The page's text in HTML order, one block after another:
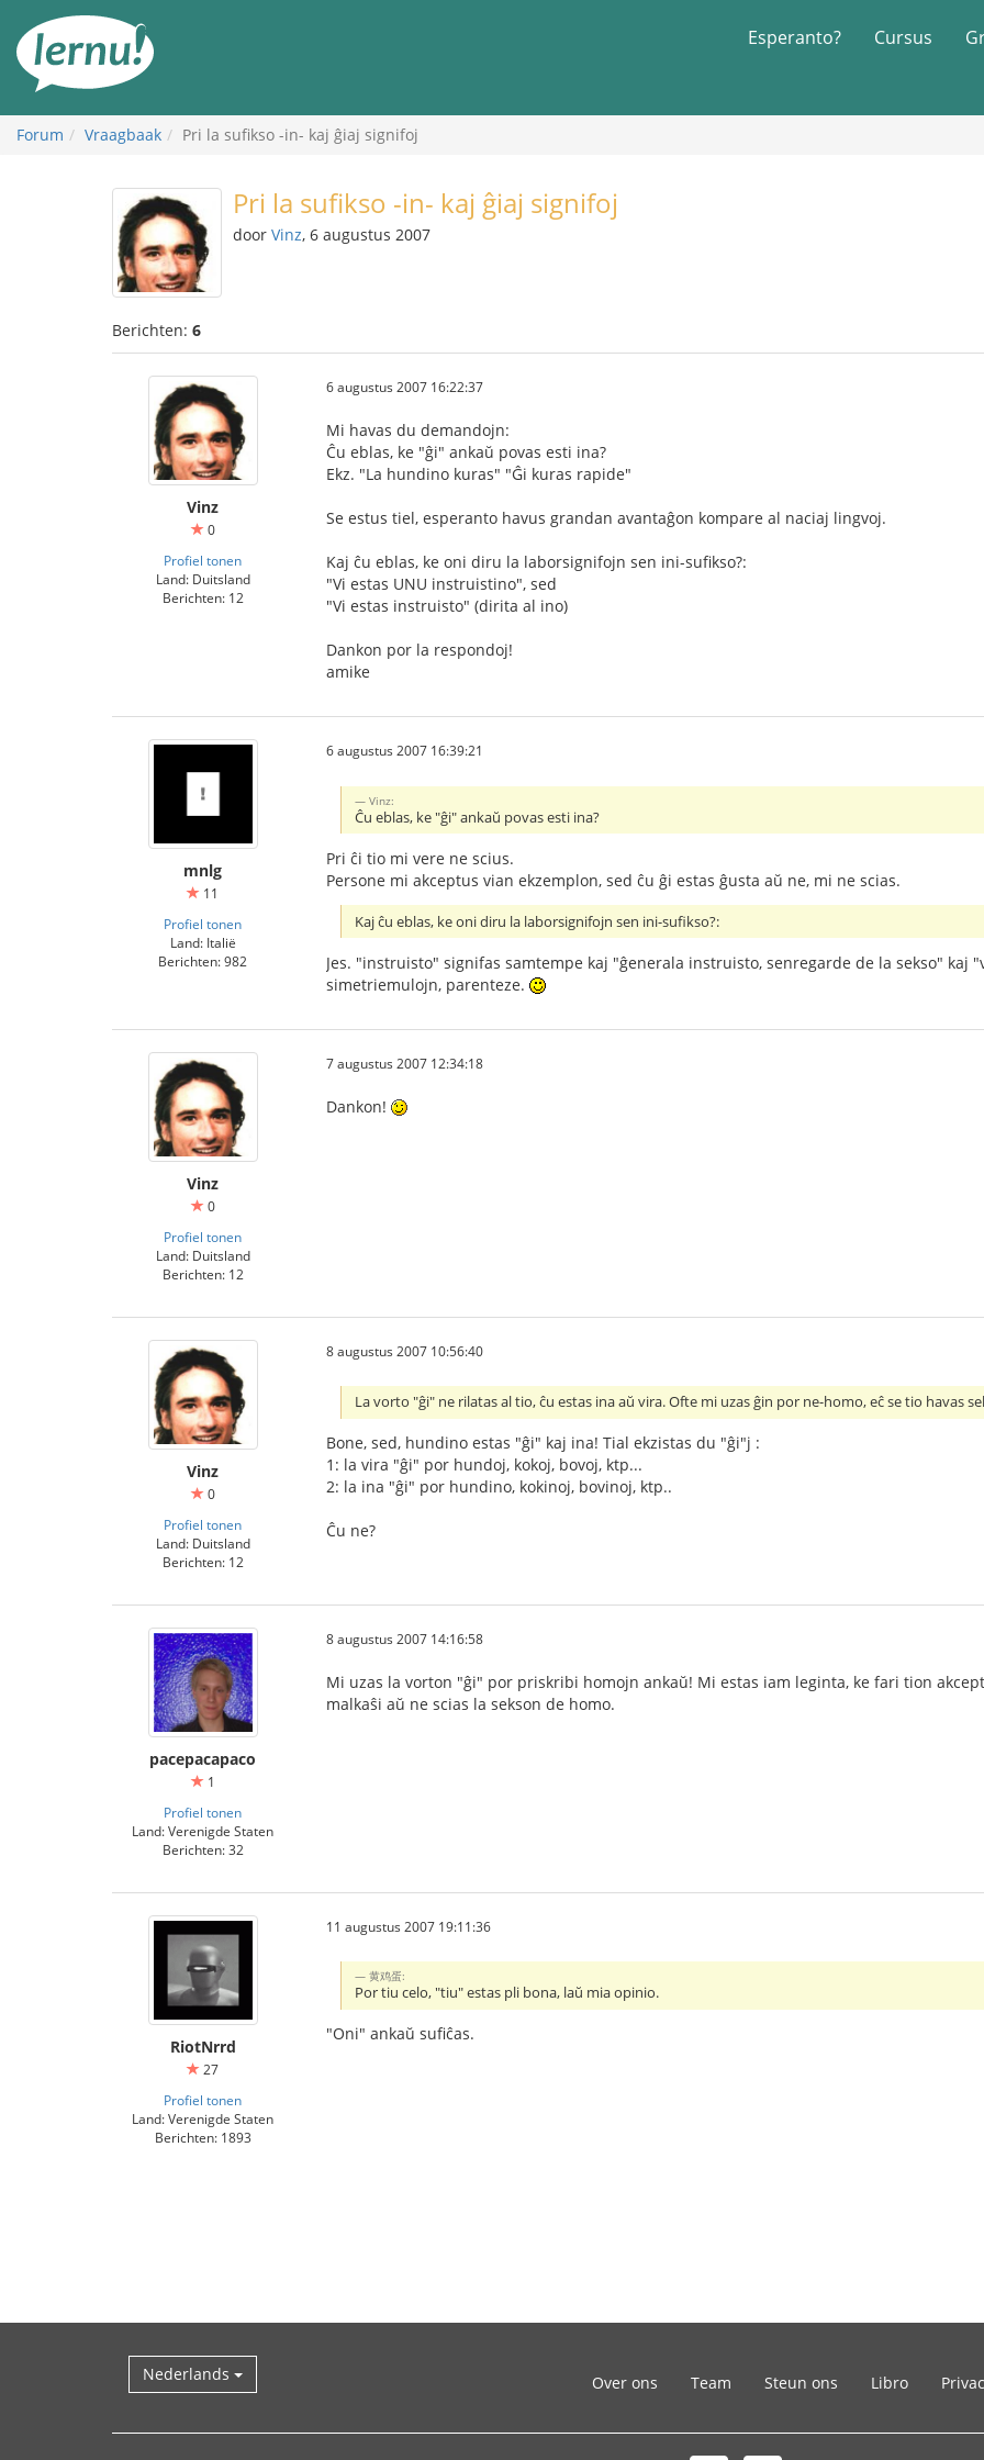
inhoud
Esperanto? Cursus
Forum Vraagbaak Pri la sufikso -in- kaj ĝiaj signifoj
Pri la sufikso -in- kaj ĝiaj signifoj
door Vinz, 6 augustus 2007
Berichten: 6
Vinz
0
Profiel tonen
Land: Duitsland
Berichten: 12
6 augustus 2007 16:22:37
Mi havas du demandojn:
Ĉu eblas, ke "ĝi" ankaŭ povas esti ina?
Ekz. "La hundino kuras" "Ĝi kuras rapide"
Se estus tiel, esperanto havus grandan avantaĝon kompare al naciaj lingvoj.
Kaj ĉu eblas, ke oni diru la laborsignifojn sen ini-sufikso?:
"Vi estas UNU instruistino", sed
"Vi estas instruisto" (dirita al ino)
Dankon por la respondoj!
amike
mnlg
11
Profiel tonen
Land: Italië
Berichten: 982
6 augustus 2007 16:39:21
Vinz:
Ĉu eblas, ke "ĝi" ankaŭ povas esti ina?
Pri ĉi tio mi vere ne scius.
Persone mi akceptus vian ekzemplon, sed ĉu ĝi estas ĝusta aŭ ne, mi ne scias.
Kaj ĉu eblas, ke oni diru la laborsignifojn sen ini-sufikso?:
Jes. "instruisto" signifas samtempe kaj "ĝenerala instruisto, senregarde de la sekso" kaj
simetriemulojn, parenteze.
Vinz
0
Profiel tonen
Land: Duitsland
Berichten: 12
7 augustus 2007 12:34:18
Dankon!
Vinz
0
Profiel tonen
Land: Duitsland
Berichten: 12
8 augustus 2007 10:56:40
La vorto "ĝi" ne rilatas al tio, ĉu estas ina aŭ vira. Ofte mi uzas ĝin por ne-homo, eĉ se tio havas
Bone, sed, hundino estas "ĝi" kaj ina! Tial ekzistas du "ĝi"j :
1: la vira "ĝi" por hundoj, kokoj, bovoj, ktp...
2: la ina "ĝi" por hundino, kokinoj, bovinoj, ktp..
Ĉu ne?
pacepacapaco
1
Profiel tonen
Land: Verenigde Staten
Berichten: 32
8 augustus 2007 14:16:58
Mi uzas la vorton "ĝi" por priskribi homojn ankaŭ! Mi estas iam leginta, ke fari tion
malkaŝi aŭ ne scias la sekson de homo.
RiotNrrd
27
Profiel tonen
Land: Verenigde Staten
Berichten: 1893
11 augustus 2007 19:11:36
黄鸡蛋:
Por tiu celo, "tiu" estas pli bona, laŭ mia opinio.
"Oni" ankaŭ sufiĉas.
Nederlands Over ons Team Steun ons Libro